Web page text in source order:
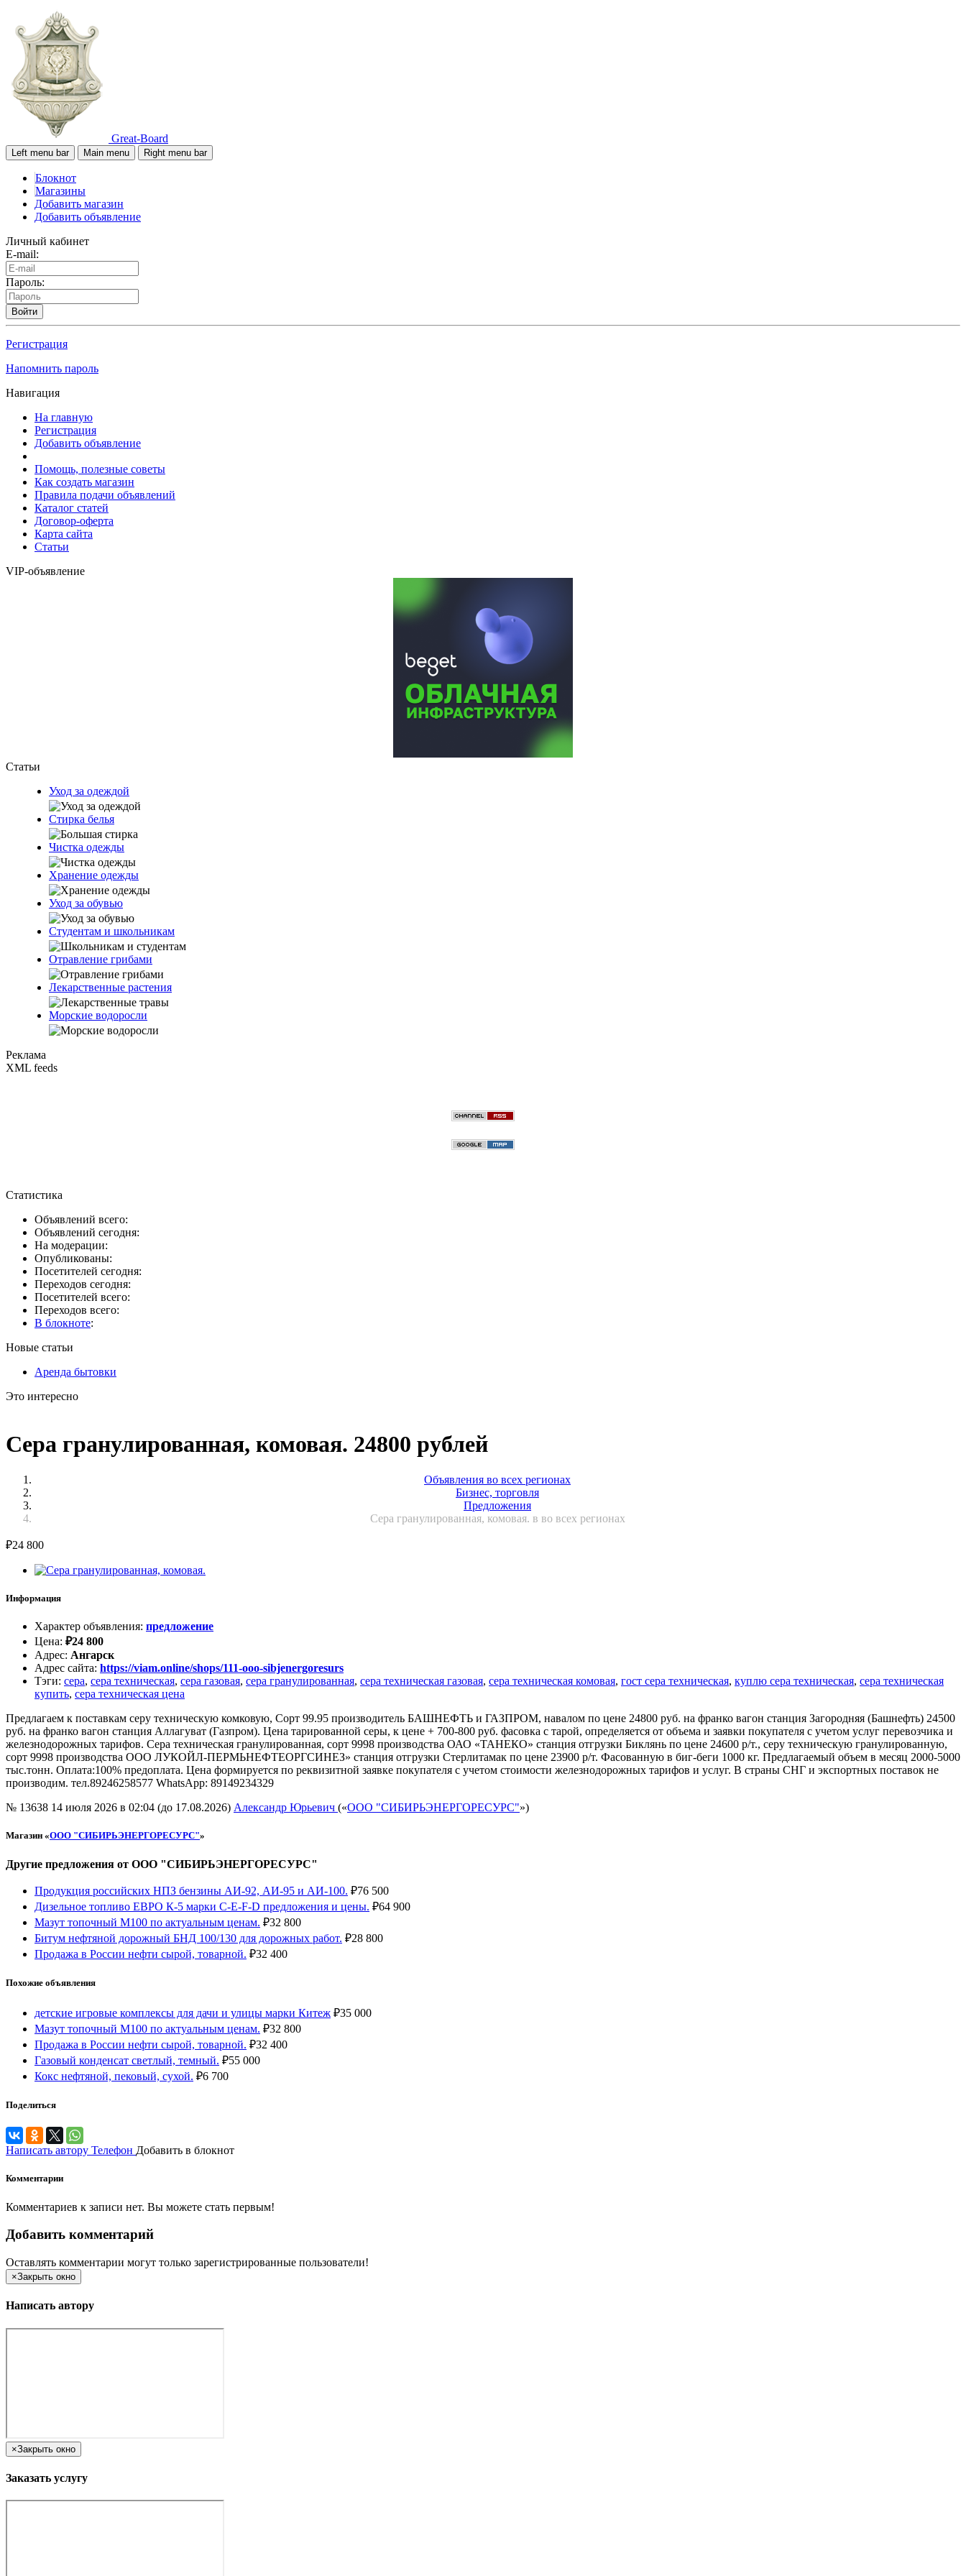
Great-Board
Left menu bar Main menu Right menu bar
Блокнот
Магазины
Добавить магазин
Добавить объявление
Личный кабинет
E-mail:
Пароль:
Войти
Регистрация
Напомнить пароль
Навигация
На главную
Регистрация
Добавить объявление
Помощь, полезные советы
Как создать магазин
Правила подачи объявлений
Каталог статей
Договор-оферта
Карта сайта
Статьи
VIP-объявление
Статьи
Уход за одеждой
Стирка белья
Чистка одежды
Хранение одежды
Уход за обувью
Студентам и школьникам
Отравление грибами
Лекарственные растения
Морские водоросли
Реклама
XML feeds
Статистика
Объявлений всего:
Объявлений сегодня:
На модерации:
Опубликованы:
Посетителей сегодня:
Переходов сегодня:
Посетителей всего:
Переходов всего:
В блокноте:
Новые статьи
Аренда бытовки
Это интересно
Сера гранулированная, комовая. 24800 рублей
Объявления во всех регионах
Бизнес, торговля
Предложения
Сера гранулированная, комовая. в во всех регионах
₽24 800
Информация
Характер объявления: предложение
Цена: ₽24 800
Адрес: Ангарск
Адрес сайта: https://viam.online/shops/111-ooo-sibjenergoresurs
Тэги: сера, сера техническая, сера газовая, сера гранулированная, сера техническая газовая, сера техническая комовая, гост сера техническая, куплю сера техническая, сера техническая
купить, сера техническая цена
Предлагаем к поставкам серу техническую комковую, Сорт 99.95 производитель БАШНЕФТЬ и ГАЗПРОМ, навалом по цене 24800 руб. на франко вагон станция Загородняя (Башнефть) 24500
руб. на франко вагон станция Аллагуват (Газпром). Цена тарированной серы, к цене + 700-800 руб. фасовка с тарой, определяется от объема и заявки покупателя с учетом услуг перевозчика и
железнодорожных тарифов. Сера техническая гранулированная, сорт 9998 производства ОАО «ТАНЕКО» станция отгрузки Биклянь по цене 24600 р/т., серу техническую гранулированную,
сорт 9998 производства ООО ЛУКОЙЛ-ПЕРМЬНЕФТЕОРГСИНЕЗ» станция отгрузки Стерлитамак по цене 23900 р/т. Фасованную в биг-беги 1000 кг. Предлагаемый объем в месяц 2000-5000
тыс.тонн. Оплата:100% предоплата. Цена формируется по реквизитной заявке покупателя с учетом стоимости железнодорожных тарифов и услуг. В страны СНГ и экспортных поставок не
производим. тел.89246258577 WhatsApp: 89149234329
№ 13638 14 июля 2026 в 02:04 (до 17.08.2026) Александр Юрьевич («ООО "СИБИРЬЭНЕРГОРЕСУРС"»)
Магазин «ООО "СИБИРЬЭНЕРГОРЕСУРС"»
Другие предложения от ООО "СИБИРЬЭНЕРГОРЕСУРС"
Продукция российских НПЗ бензины АИ-92, АИ-95 и АИ-100. ₽76 500
Дизельное топливо ЕВРО К-5 марки С-Е-F-D предложения и цены. ₽64 900
Мазут топочный М100 по актуальным ценам. ₽32 800
Битум нефтяной дорожный БНД 100/130 для дорожных работ. ₽28 800
Продажа в России нефти сырой, товарной. ₽32 400
Похожие объявления
детские игровые комплексы для дачи и улицы марки Китеж ₽35 000
Мазут топочный М100 по актуальным ценам. ₽32 800
Продажа в России нефти сырой, товарной. ₽32 400
Газовый конденсат светлый, темный. ₽55 000
Кокс нефтяной, пековый, сухой. ₽6 700
Поделиться
Написать автору Телефон Добавить в блокнот
Комментарии
Комментариев к записи нет. Вы можете стать первым!
Добавить комментарий
Оставлять комментарии могут только зарегистрированные пользователи!
×Закрыть окно
Написать автору
×Закрыть окно
Заказать услугу